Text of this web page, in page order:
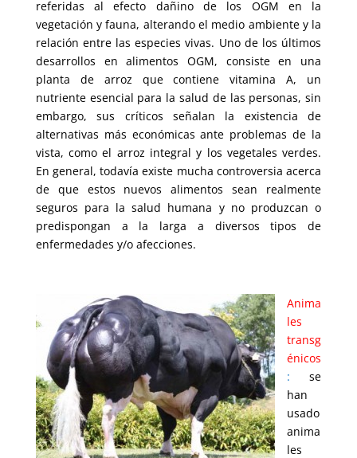
referidas al efecto dañino de los OGM en la
vegetación y fauna, alterando el medio ambiente y la
relación entre las especies vivas. Uno de los últimos
desarrollos en alimentos OGM, consiste en una
planta de arroz que contiene vitamina A, un
nutriente esencial para la salud de las personas, sin
embargo, sus críticos señalan la existencia de
alternativas más económicas ante problemas de la
vista, como el arroz integral y los vegetales verdes.
En general, todavía existe mucha controversia acerca
de que estos nuevos alimentos sean realmente
seguros para la salud humana y no produzcan o
predispongan a la larga a diversos tipos de
enfermedades y/o afecciones.
Anima
les
transg
énicos
:se
han
usado
anima
les